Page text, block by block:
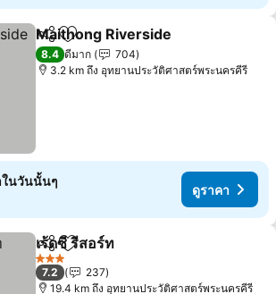
แชร์ เพิ่มในรายการโปรด
Maithong Riverside
8.4 ดีมาก
704
3.2 km ถึง อุทยานประวัติศาสตร์พระนครคีรี
ในวันนั้นๆ
ดูราคา
แชร์ เพิ่มในรายการโปรด
เร้ดซี รีสอร์ท
3 ดาว
7.2
237
19.4 km ถึง อุทยานประวัติศาสตร์พระนครคีรี